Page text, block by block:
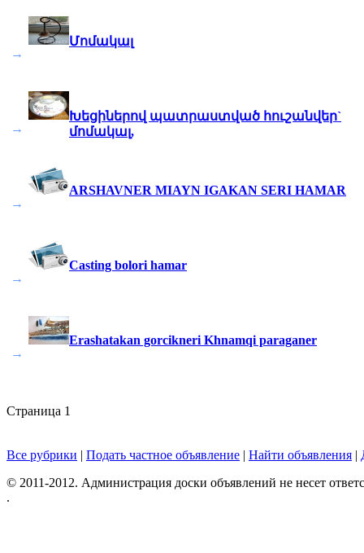
→
Մոմակալ
→
Խեցիներով պատրաստված հուշանվեր`
մոմակալ,
→
ARSHAVNER MIAYN IGAKAN SERI HAMAR
→
Casting bolori hamar
→
Erashatakan gorcikneri Khnamqi paraganer
Страница 1
Все рубрики | Подать частное объявление | Найти объявления |
© 2011-2012. Администрация доски объявлений не несет
.